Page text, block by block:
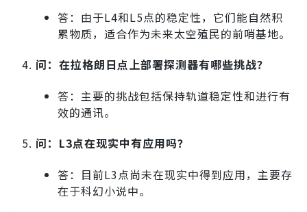
答：由于L4和L5点的稳定性，它们能自然积
累物质，适合作为未来太空殖民的前哨基地。
问：在拉格朗日点上部署探测器有哪些挑战？
答：主要的挑战包括保持轨道稳定性和进行有
效的通讯。
问：L3点在现实中有应用吗？
答：目前L3点尚未在现实中得到应用，主要存
在于科幻小说中。